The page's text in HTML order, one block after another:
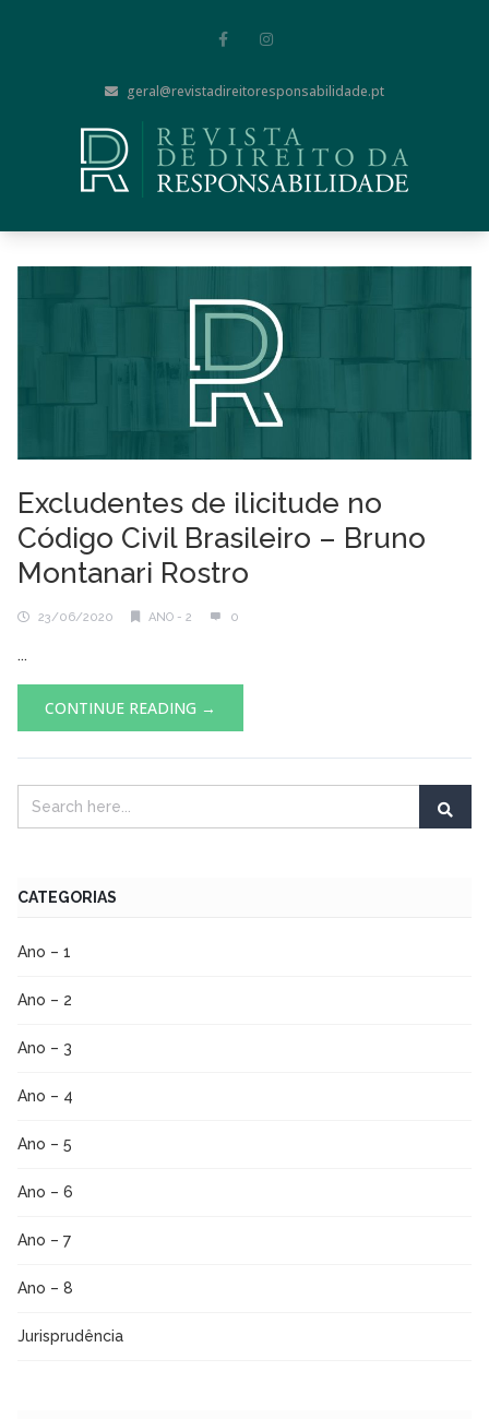
geral@revistadireitoresponsabilidade.pt
Excludentes de ilicitude no
Código Civil Brasileiro – Bruno
Montanari Rostro
23/06/2020 ANO - 2 0
...
CONTINUE READING →
CATEGORIAS
Ano – 1
Ano – 2
Ano – 3
Ano – 4
Ano – 5
Ano – 6
Ano – 7
Ano – 8
Jurisprudência